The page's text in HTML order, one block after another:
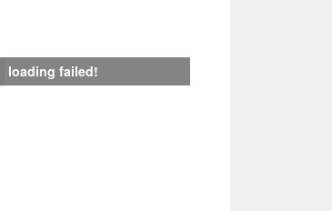
loading failed!